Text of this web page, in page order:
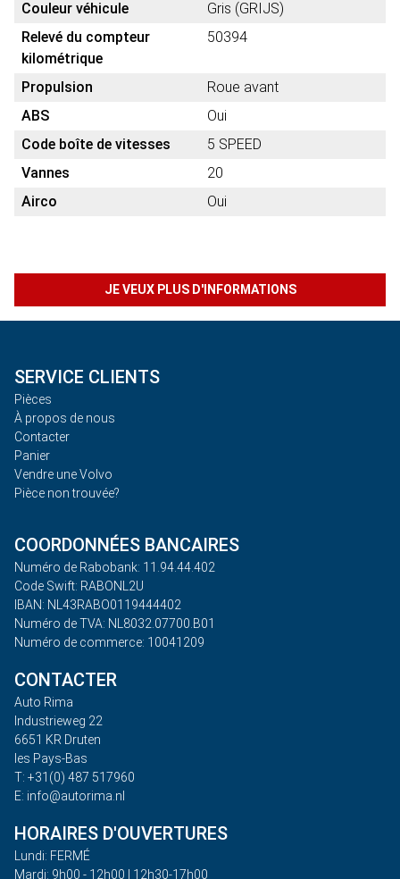
Couleur véhicule
Gris (GRIJS)
Relevé du compteur
kilométrique
50394
Propulsion
Roue avant
ABS
Oui
Code boîte de vitesses
5 SPEED
Vannes
20
Airco
Oui
JE VEUX PLUS D'INFORMATIONS
SERVICE CLIENTS
Pièces
À propos de nous
Contacter
Panier
Vendre une Volvo
Pièce non trouvée?
COORDONNÉES BANCAIRES
Numéro de Rabobank: 11.94.44.402
Code Swift: RABONL2U
IBAN: NL43RABO0119444402
Numéro de TVA: NL8032.07700.B01
Numéro de commerce: 10041209
CONTACTER
Auto Rima
Industrieweg 22
6651 KR Druten
les Pays-Bas
T: +31(0) 487 517960
E: info@autorima.nl
HORAIRES D'OUVERTURES
Lundi: FERMÉ
Mardi: 9h00 - 12h00 | 12h30-17h00